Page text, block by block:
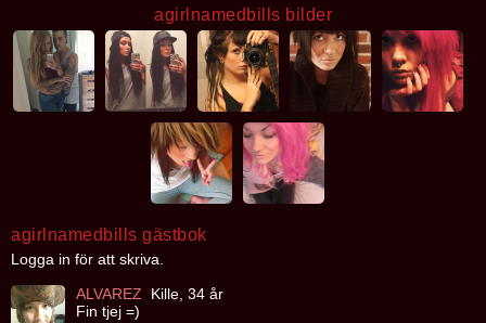
agirlnamedbills bilder
agirlnamedbills gästbok
Logga in för att skriva.
ALVAREZ
Kille, 34 år
Fin tjej =)